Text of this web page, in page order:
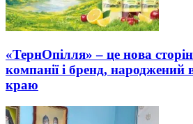
«ТернОпілля» – це нова
компанії і бренд, народжений
краю